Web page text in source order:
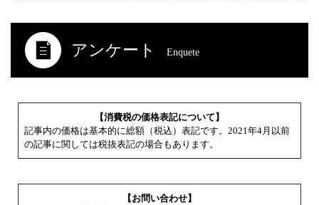
アンケート Enquete
【消費税の価格表記について】
記事内の価格は基本的に総額（税込）表記です。2021年4月以前
の記事に関しては税抜表記の場合もあります。
【お問い合わせ】